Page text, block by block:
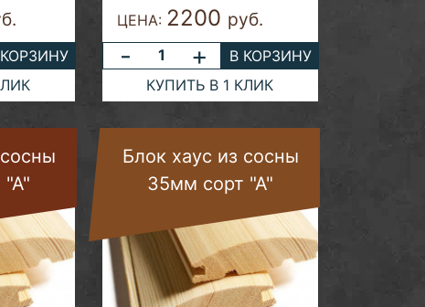
ЦЕНА: 2200 руб.
- +
В КОРЗИНУ
КУПИТЬ В 1 КЛИК
"А"
Блок хаус из сосны
35мм сорт "А"